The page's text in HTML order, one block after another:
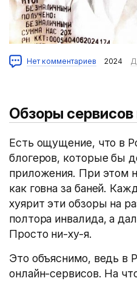
Нет комментариев 2024
Обзоры
Есть ощущение, что в
блогеров, которые бы
приложения. При этом
как говна за баней.
хуярит эти обзоры на
полтора инвалида, а
Просто ни-ху-я.
Это объяснимо, ведь в
онлайн-сервисов. На